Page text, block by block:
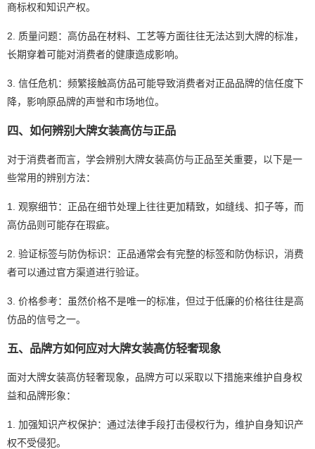
商标权和知识产权。
2. 质量问题：高仿品在材料、工艺等方面往往无法达到大牌的标准，
长期穿着可能对消费者的健康造成影响。
3. 信任危机：频繁接触高仿品可能导致消费者对正品品牌的信任度下
降，影响原品牌的声誉和市场地位。
四、如何辨别大牌女装高仿与正品
对于消费者而言，学会辨别大牌女装高仿与正品至关重要，以下是一
些常用的辨别方法：
1. 观察细节：正品在细节处理上往往更加精致，如缝线、扣子等，而
高仿品则可能存在瑕疵。
2. 验证标签与防伪标识：正品通常会有完整的标签和防伪标识，消费
者可以通过官方渠道进行验证。
3. 价格参考：虽然价格不是唯一的标准，但过于低廉的价格往往是高
仿品的信号之一。
五、品牌方如何应对大牌女装高仿轻奢现象
面对大牌女装高仿轻奢现象，品牌方可以采取以下措施来维护自身权
益和品牌形象：
1. 加强知识产权保护：通过法律手段打击侵权行为，维护自身知识产
权不受侵犯。